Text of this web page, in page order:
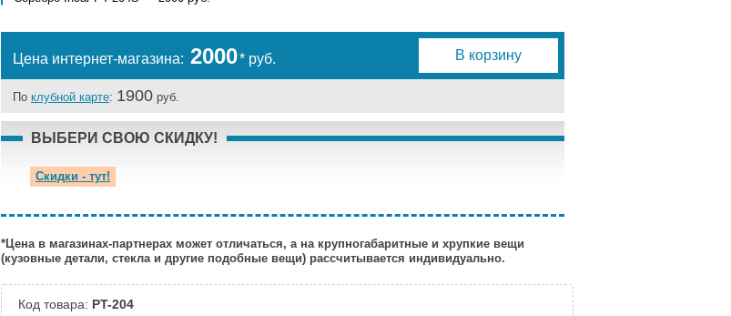
Самара:
Под заказ
Тюмень:
Под заказ
Челябинск:
Цена интернет-магазина: 2000* руб. В корзину
По клубной карте: 1900 руб.
ВЫБЕРИ СВОЮ СКИДКУ!
Скидки - тут!
*Цена в магазинах-партнерах может отличаться, а на крупногабаритные и хрупкие вещи
(кузовные детали, стекла и другие подобные вещи) рассчитывается индивидуально.
Код товара: PT-204